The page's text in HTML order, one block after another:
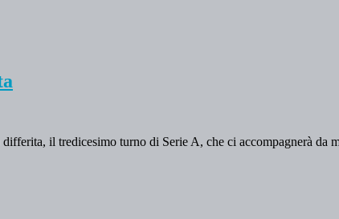
il tredicesimo turno di Serie A, che ci accompagnerà da